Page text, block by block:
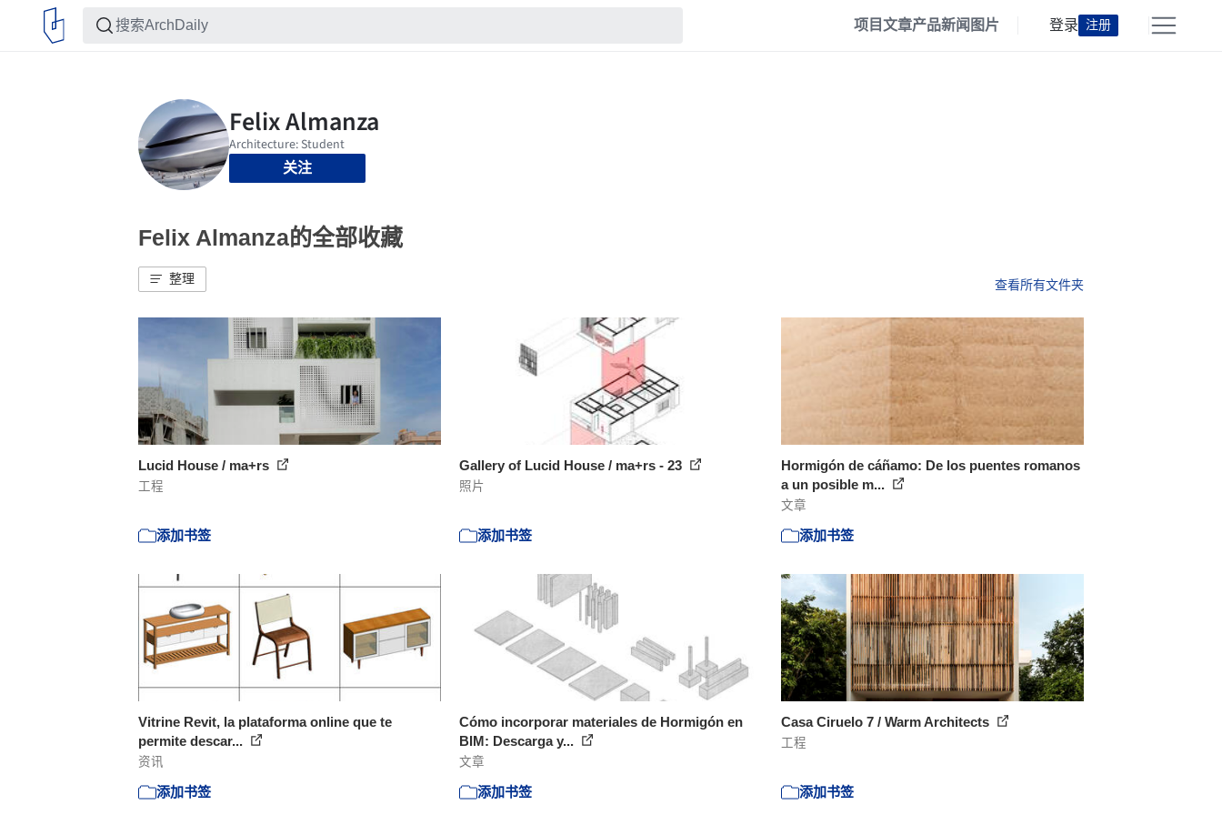
项目文章产品新闻 图片 登录 注册
关注
Felix Almanza的全部收藏
整理 查看所有文件夹
Lucid House / ma+rs
工程
添加书签
Gallery of Lucid House / ma+rs - 23
照片
添加书签
Hormigón de cáñamo: De los puentes romanos
a un posible m...
文章
添加书签
Vitrine Revit, la plataforma online que te
permite descar...
资讯
添加书签
Cómo incorporar materiales de Hormigón en
BIM: Descarga y...
文章
添加书签
Casa Ciruelo 7 / Warm Architects
工程
添加书签